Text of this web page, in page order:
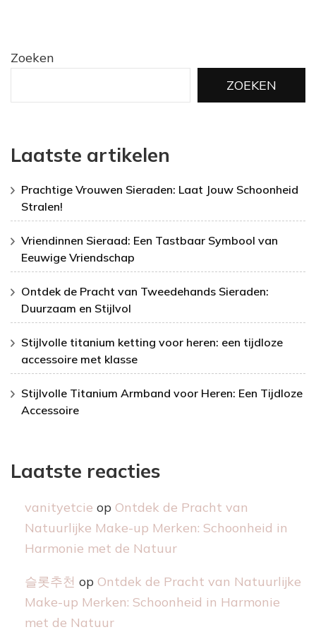
Zoeken
ZOEKEN
Laatste artikelen
Prachtige Vrouwen Sieraden: Laat Jouw Schoonheid
Stralen!
Vriendinnen Sieraad: Een Tastbaar Symbool van
Eeuwige Vriendschap
Ontdek de Pracht van Tweedehands Sieraden:
Duurzaam en Stijlvol
Stijlvolle titanium ketting voor heren: een tijdloze
accessoire met klasse
Stijlvolle Titanium Armband voor Heren: Een Tijdloze
Accessoire
Laatste reacties
vanityetcie op Ontdek de Pracht van
Natuurlijke Make-up Merken: Schoonheid in
Harmonie met de Natuur
슬롯추천 op Ontdek de Pracht van Natuurlijke
Make-up Merken: Schoonheid in Harmonie
met de Natuur